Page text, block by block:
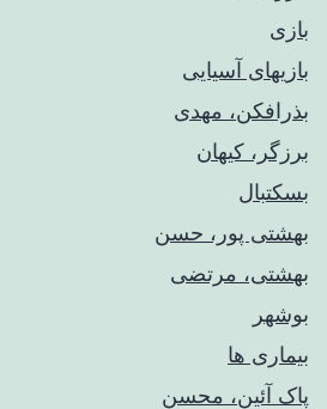
بازی
بازیهای آسیایی
بذرافکن، مهدی
برزگر، کیهان
بسکتبال
بهشتی پور، حسن
بهشتی، مرتضی
بوشهر
بیماری ها
پاک آئین، محسن